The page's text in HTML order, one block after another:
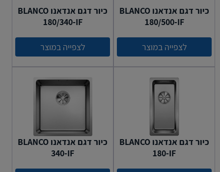
כיור דגם אנדאנו BLANCO
180/500-IF
לצפייה במוצר
כיור דגם אנדאנו BLANCO
180/340-IF
לצפייה במוצר
כיור דגם אנדאנו BLANCO
180-IF
כיור דגם אנדאנו BLANCO
340-IF